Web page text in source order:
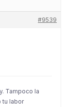
#9539
Tampoco la
tu labor